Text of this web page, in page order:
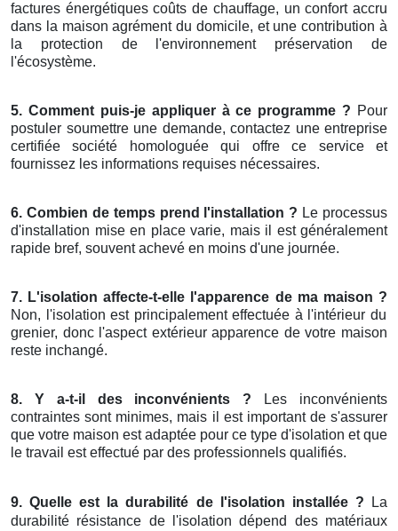
factures énergétiques coûts de chauffage, un confort accru
dans la maison agrément du domicile, et une contribution à
la protection de l'environnement préservation de
l'écosystème.
5. Comment puis-je appliquer à ce programme ? Pour
postuler soumettre une demande, contactez une entreprise
certifiée société homologuée qui offre ce service et
fournissez les informations requises nécessaires.
6. Combien de temps prend l'installation ? Le processus
d'installation mise en place varie, mais il est généralement
rapide bref, souvent achevé en moins d'une journée.
7. L'isolation affecte-t-elle l'apparence de ma maison ?
Non, l'isolation est principalement effectuée à l'intérieur du
grenier, donc l'aspect extérieur apparence de votre maison
reste inchangé.
8. Y a-t-il des inconvénients ? Les inconvénients
contraintes sont minimes, mais il est important de s'assurer
que votre maison est adaptée pour ce type d'isolation et que
le travail est effectué par des professionnels qualifiés.
9. Quelle est la durabilité de l'isolation installée ? La
durabilité résistance de l'isolation dépend des matériaux